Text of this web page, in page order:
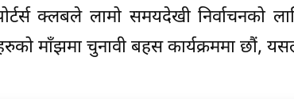
क्लबले लामो समयदेखी
माँझमा चुनावी बहस कार्यक्रममा छौं,